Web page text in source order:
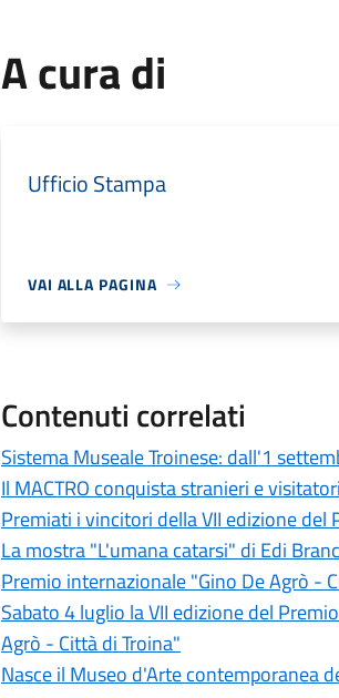
A cura di
Ufficio Stampa
VAI ALLA PAGINA
Contenuti correlati
Sistema Museale Troinese: dall'1
Il MACTRO conquista stranieri e
Premiati i vincitori della VII edizione
La mostra "L'umana catarsi" di Edi
Premio internazionale "Gino De Agrò -
Sabato 4 luglio la VII edizione del
Agrò - Città di Troina"
Nasce il Museo d'Arte contemporanea